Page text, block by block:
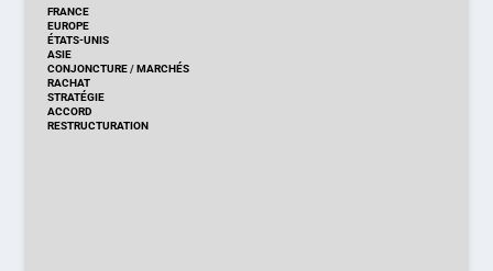
FRANCE
EUROPE
ÉTATS-UNIS
ASIE
CONJONCTURE/MARCHÉS
RACHAT
STRATÉGIE
ACCORD
RESTRUCTURATION